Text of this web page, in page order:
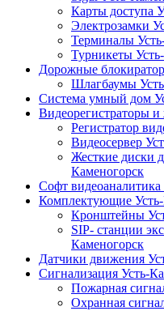
Карты доступа
Электрозамки
Терминалы
Турникеты
Дорожные
Шлагбаумы
Система умный дом
Видеорегистраторы
Регистратор
Видеосервер
Жесткие диски
Каменогорск
Софт
Комплектующие
Кронштейны
SIP- станции
Каменогорск
Датчики движения
Сигнализация Усть-
Пожарная
Охранная